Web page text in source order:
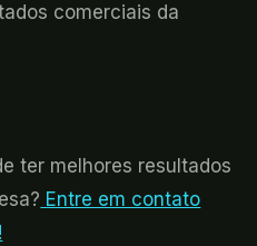
comerciais da
ter melhores resultados
Entre em contato